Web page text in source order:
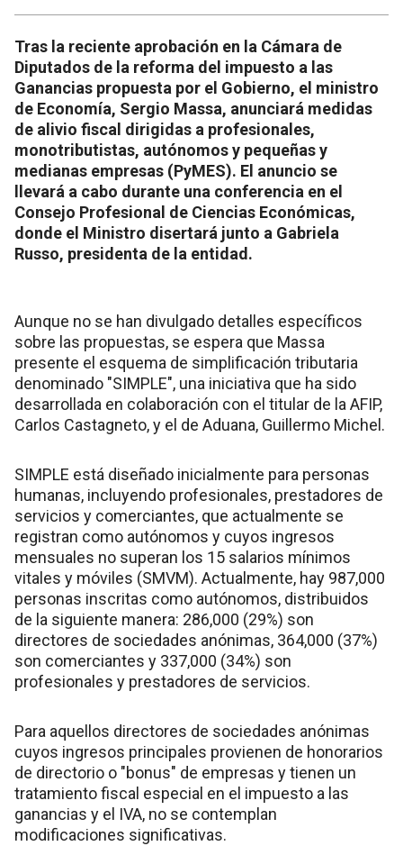
Tras la reciente aprobación en la Cámara de
Diputados de la reforma del impuesto a las
Ganancias propuesta por el Gobierno, el ministro
de Economía, Sergio Massa, anunciará medidas
de alivio fiscal dirigidas a profesionales,
monotributistas, autónomos y pequeñas y
medianas empresas (PyMES). El anuncio se
llevará a cabo durante una conferencia en el
Consejo Profesional de Ciencias Económicas,
donde el Ministro disertará junto a Gabriela
Russo, presidenta de la entidad.
Aunque no se han divulgado detalles específicos
sobre las propuestas, se espera que Massa
presente el esquema de simplificación tributaria
denominado "SIMPLE", una iniciativa que ha sido
desarrollada en colaboración con el titular de la AFIP,
Carlos Castagneto, y el de Aduana, Guillermo Michel.
SIMPLE está diseñado inicialmente para personas
humanas, incluyendo profesionales, prestadores de
servicios y comerciantes, que actualmente se
registran como autónomos y cuyos ingresos
mensuales no superan los 15 salarios mínimos
vitales y móviles (SMVM). Actualmente, hay 987,000
personas inscritas como autónomos, distribuidos
de la siguiente manera: 286,000 (29%) son
directores de sociedades anónimas, 364,000 (37%)
son comerciantes y 337,000 (34%) son
profesionales y prestadores de servicios.
Para aquellos directores de sociedades anónimas
cuyos ingresos principales provienen de honorarios
de directorio o "bonus" de empresas y tienen un
tratamiento fiscal especial en el impuesto a las
ganancias y el IVA, no se contemplan
modificaciones significativas.